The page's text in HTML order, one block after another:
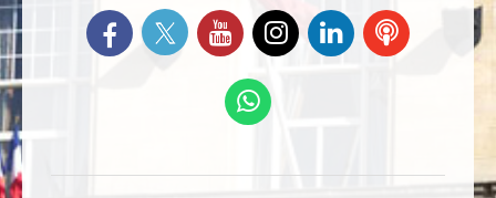
Retrouvez-nous sur Facebook
Suivez-nous sur Twitter
Suivez-nous sur YouTube
Suivez-nous sur
Instagram
Retrouvez-
nous sur
Ecoutez